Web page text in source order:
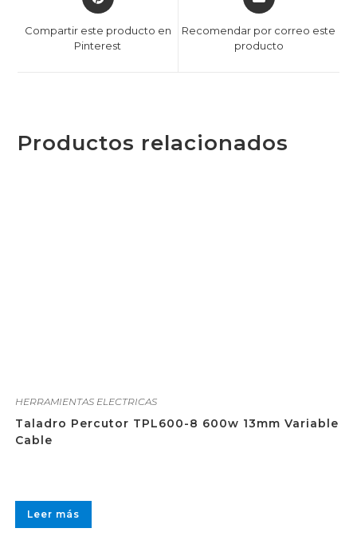
Compartir este producto en
Pinterest
Recomendar por correo este
producto
Productos relacionados
HERRAMIENTAS ELECTRICAS
Taladro Percutor TPL600-8 600w 13mm Variable
Cable
Leer más